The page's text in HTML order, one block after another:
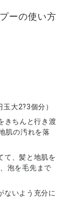
ーの使い方
大2?3個分）
きちんと行き渡
肌の汚れを落
て、髪と地肌を
泡を毛先まで
ないよう充分に